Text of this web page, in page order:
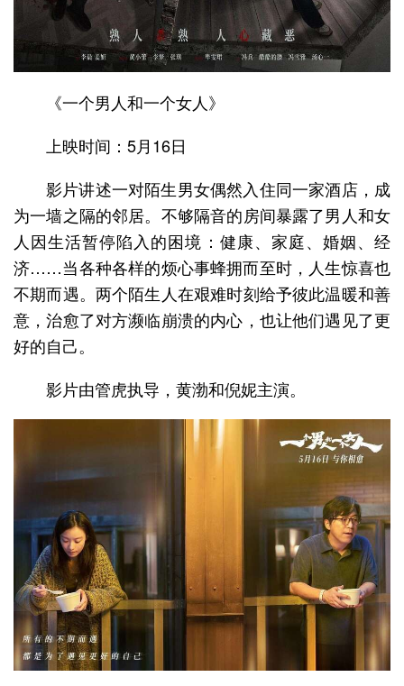
《一个男人和一个女人》
上映时间：5月16日
影片讲述一对陌生男女偶然入住同一家酒店，成
为一墙之隔的邻居。不够隔音的房间暴露了男人和女
人因生活暂停陷入的困境：健康、家庭、婚姻、经
济……当各种各样的烦心事蜂拥而至时，人生惊喜也
不期而遇。两个陌生人在艰难时刻给予彼此温暖和善
意，治愈了对方濒临崩溃的内心，也让他们遇见了更
好的自己。
影片由管虎执导，黄渤和倪妮主演。